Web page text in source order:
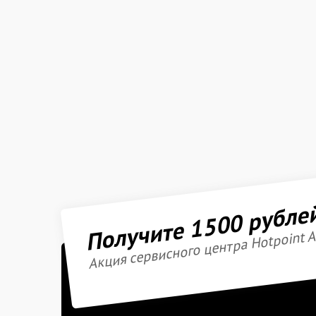
Получите 1500
Акция сервисного центра Hotpoint